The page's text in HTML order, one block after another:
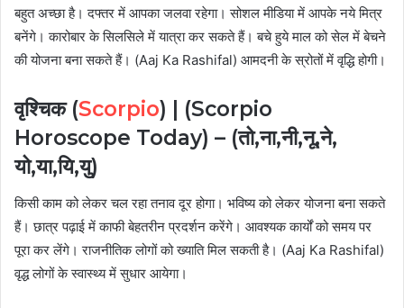
बहुत अच्छा है। दफ्तर में आपका जलवा रहेगा। सोशल मीडिया में आपके नये मित्र
बनेंगे। कारोबार के सिलसिले में यात्रा कर सकते हैं। बचे हुये माल को सेल में बेचने
की योजना बना सकते हैं। (Aaj Ka Rashifal) आमदनी के स्रोतों में वृद्धि होगी।
वृश्चिक (Scorpio) | (Scorpio
Horoscope Today) – (तो,ना,नी,नू,ने,
यो,या,यि,यु)
किसी काम को लेकर चल रहा तनाव दूर होगा। भविष्य को लेकर योजना बना सकते
हैं। छात्र पढ़ाई में काफी बेहतरीन प्रदर्शन करेंगे। आवश्यक कार्यों को समय पर
पूरा कर लेंगे। राजनीतिक लोगों को ख्याति मिल सकती है। (Aaj Ka Rashifal)
वृद्ध लोगों के स्वास्थ्य में सुधार आयेगा।